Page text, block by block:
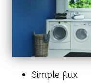
Simple flux